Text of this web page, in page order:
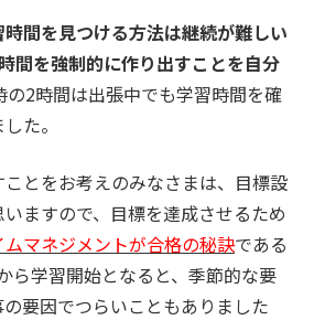
間を見つける方法は継続が難しい
間を強制的に作り出すことを自分
の2時間は出張中でも学習時間を確
た。
とをお考えのみなさまは、目標設
ますので、目標を達成させるため
マネジメントが合格の秘訣である
ら学習開始となると、季節的な要
要因でつらいこともありました